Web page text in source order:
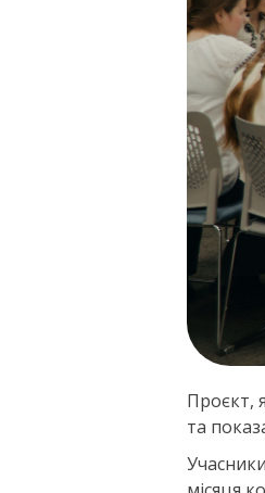
Проєкт,
та